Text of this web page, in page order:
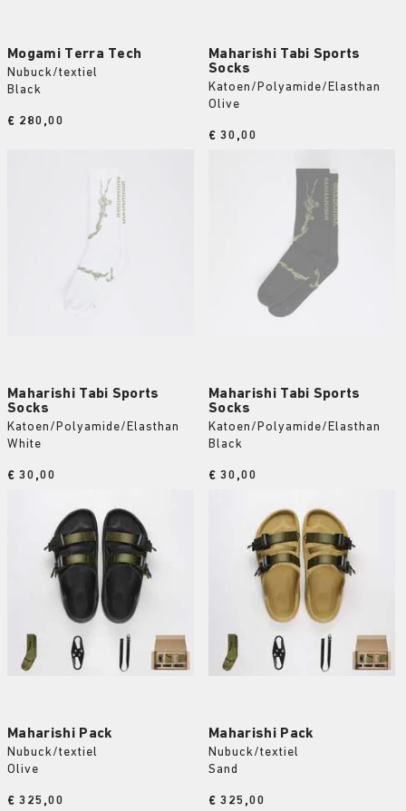
Mogami Terra Tech
Nubuck/textiel
Black
Price:
€ 280,00
Maharishi Tabi Sports
Socks
Katoen/Polyamide/Elasthan
Olive
Price:
€ 30,00
Maharishi Tabi Sports
Socks
Katoen/Polyamide/Elasthan
White
Price:
€ 30,00
Maharishi Tabi Sports
Socks
Katoen/Polyamide/Elasthan
Black
Price:
€ 30,00
Maharishi Pack
Nubuck/textiel
Olive
Price:
€ 325,00
Maharishi Pack
Nubuck/textiel
Sand
Price:
€ 325,00